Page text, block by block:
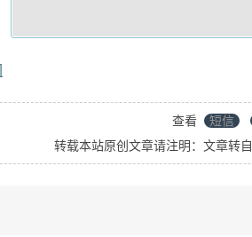
查看 短信
转载本站原创文章请注明：文章转自